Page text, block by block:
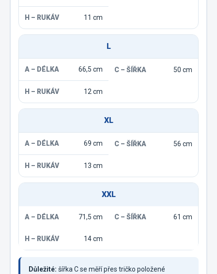
11 cm
L
66,5 cm 50 cm
12 cm
XL
69 cm 56 cm
13 cm
XXL
71,5 cm 61 cm
14 cm
Důležité: šířka C se měří přes tričko položené